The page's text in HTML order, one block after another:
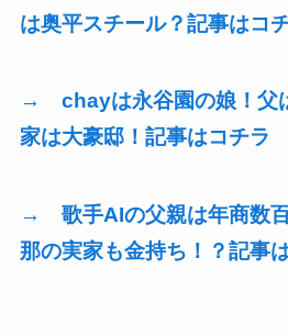
は奥平スチール？記事はコ
→ chayは永谷園の娘！父
家は大豪邸！記事はコチラ
→ 歌手AIの父親は年商数
那の実家も金持ち！？記事